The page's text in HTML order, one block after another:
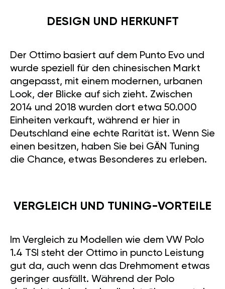
DESIGN UND HERKUNFT
Der Ottimo basiert auf dem Punto Evo und
wurde speziell für den chinesischen Markt
angepasst, mit einem modernen, urbanen
Look, der Blicke auf sich zieht. Zwischen
2014 und 2018 wurden dort etwa 50.000
Einheiten verkauft, während er hier in
Deutschland eine echte Rarität ist. Wenn Sie
einen besitzen, haben Sie bei GÄN Tuning
die Chance, etwas Besonderes zu erleben.
VERGLEICH UND TUNING-VORTEILE
Im Vergleich zu Modellen wie dem VW Polo
1.4 TSI steht der Ottimo in puncto Leistung
gut da, auch wenn das Drehmoment etwas
geringer ausfällt. Während der Polo